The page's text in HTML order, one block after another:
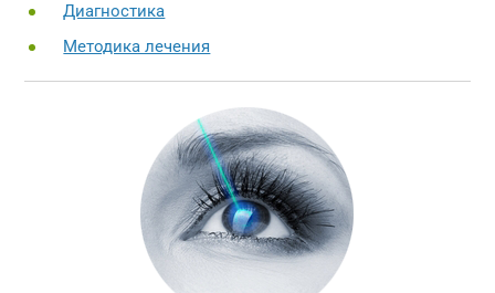
Диагностика
Методика лечения